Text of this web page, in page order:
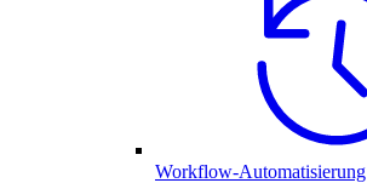
Workflow-Automatisierung